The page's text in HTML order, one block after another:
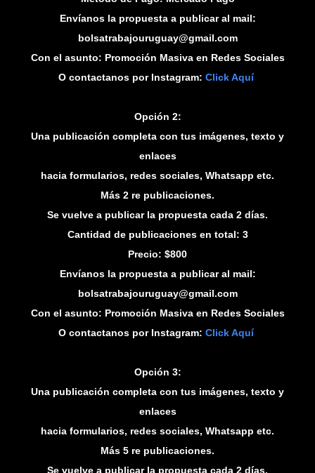
Envíanos la propuesta a publicar al mail:
bolsatrabajouruguay@gmail.com
Con el asunto: Promoción Masiva en Redes Sociales
O contactanos por Instagram: Click Aquí
Opción 2:
Una publicación completa con tus imágenes, texto y
enlaces
hacia formularios, redes sociales, Whatsapp etc.
Más 2 re publicaciones.
Se vuelve a publicar la propuesta cada 2 días.
Cantidad de publicaciones en total: 3
Precio: $800
Envíanos la propuesta a publicar al mail:
bolsatrabajouruguay@gmail.com
Con el asunto: Promoción Masiva en Redes Sociales
O contactanos por Instagram: Click Aquí
Opción 3:
Una publicación completa con tus imágenes, texto y
enlaces
hacia formularios, redes sociales, Whatsapp etc.
Más 5 re publicaciones.
Se vuelve a publicar la propuesta cada 2 días.